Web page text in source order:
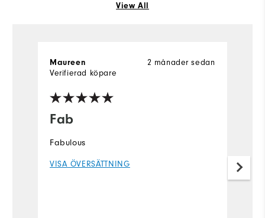
View All
Fab
2 månader sedan
Maureen
Verifierad köpare
Fabulous
VISA ÖVERSÄTTNING